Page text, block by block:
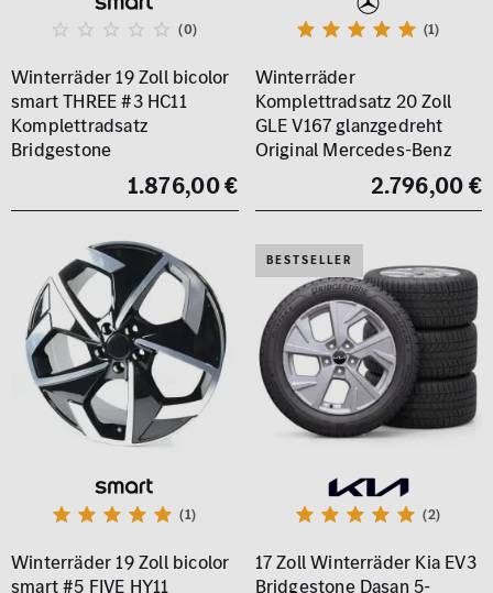
(0)
Winterräder 19 Zoll bicolor
smart THREE #3 HC11
Komplettradsatz
Bridgestone
1.876,00 €
(1)
Winterräder
Komplettradsatz 20 Zoll
GLE V167 glanzgedreht
Original Mercedes-Benz
2.796,00 €
(1)
Winterräder 19 Zoll bicolor
smart #5 FIVE HY11
BESTSELLER
(2)
17 Zoll Winterräder Kia EV3
Bridgestone Dasan 5-